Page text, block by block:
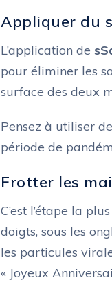
Appliquer du
L’application de
pour éliminer les
surface des deux
Pensez à utiliser
période de
Frotter les
C’est l’étape la
doigts, sous les
les particules
« Joyeux